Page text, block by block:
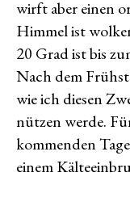
wirft aber einen
Himmel ist
20 Grad ist bis
Nach dem
wie ich diesen
nützen werde.
kommenden
einem